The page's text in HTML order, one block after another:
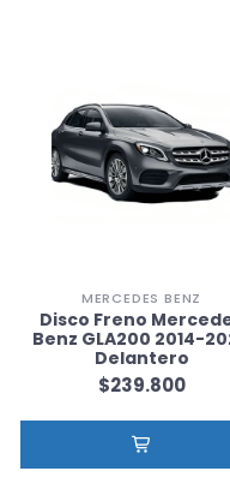
MERCEDES BENZ
Disco Freno
Benz GLA200 2014-
Delantero
$239.800